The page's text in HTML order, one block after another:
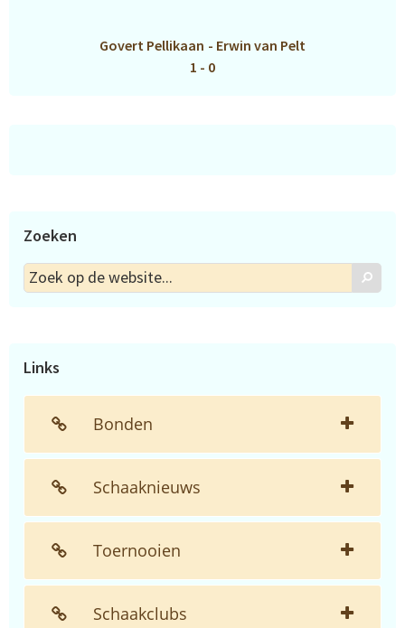
Govert Pellikaan - Erwin van Pelt
1 - 0
Zoeken
Zoek
op
Zoek
Links
Bonden
Schaaknieuws
Toernooien
Schaakclubs